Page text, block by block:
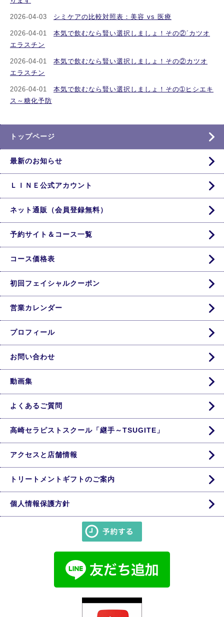
ります
2026-04-03 シミケアの比較対照表：美容 vs 医療
2026-04-01
本気で飲むなら賢い選択しましょ！その②´カツオ
エラスチン
2026-04-01
本気で飲むなら賢い選択しましょ！その②カツオ
エラスチン
2026-04-01
本気で飲むなら賢い選択しましょ！その➀ヒシエキ
ス～糖化予防
トップページ
最新のお知らせ
ＬＩＮＥ公式アカウント
ネット通販（会員登録無料）
予約サイト＆コース一覧
コース価格表
初回フェイシャルクーポン
営業カレンダー
プロフィール
お問い合わせ
動画集
よくあるご質問
高崎セラピストスクール「継手～TSUGITE」
アクセスと店舗情報
トリートメントギフトのご案内
個人情報保護方針